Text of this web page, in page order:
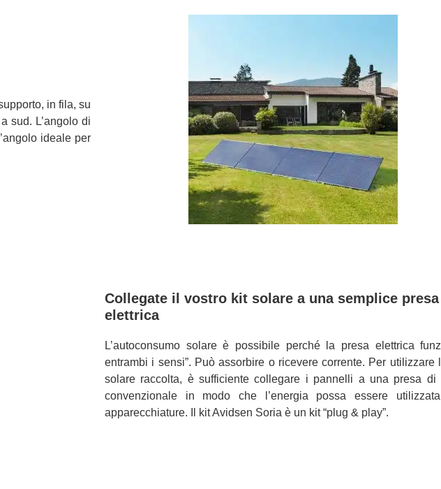
in fila, su
sud. L’angolo di
ideale per
Collegate il vostro kit solare a una semplice presa
elettrica
L’autoconsumo solare è possibile perché la presa elettrica
entrambi i sensi”. Può assorbire o ricevere corrente. Per utilizzare
solare raccolta, è sufficiente collegare i pannelli a una presa di
convenzionale in modo che l’energia possa essere
apparecchiature. Il kit Avidsen Soria è un kit “plug & play”.